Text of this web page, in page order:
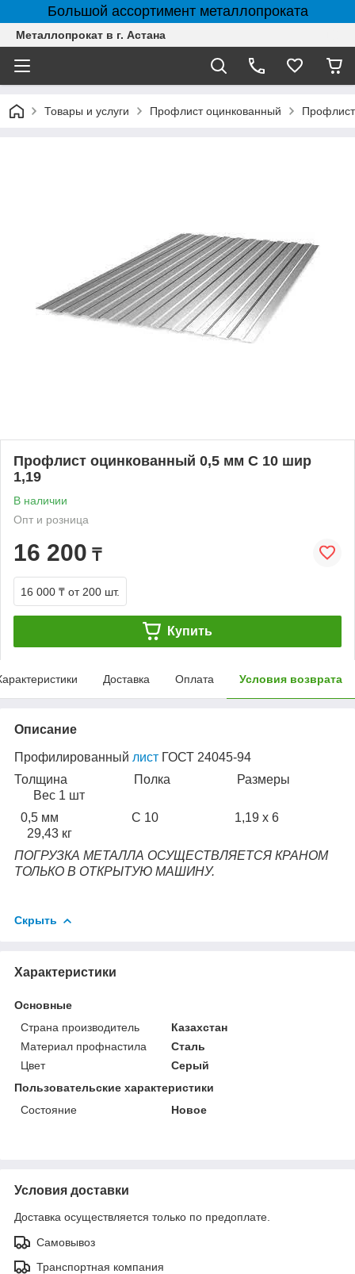
Большой ассортимент металлопроката
Металлопрокат в г. Астана
Товары и услуги Профлист оцинкованный
Профлист оцинкованный 0,5 мм С 10 шир
1,19
В наличии
Опт и розница
16 200 ₸
16 000 ₸ от 200 шт.
Купить
Доставка Оплата Условия возврата
Описание
Профилированный лист ГОСТ 24045-94
Толщина Полка Размеры
Вес 1 шт
0,5 мм С 10 1,19 х 6
29,43 кг
ПОГРУЗКА МЕТАЛЛА ОСУЩЕСТВЛЯЕТСЯ КРАНОМ
ТОЛЬКО В ОТКРЫТУЮ МАШИНУ.
Скрыть
Характеристики
Основные
Страна производитель
Казахстан
Материал профнастила
Сталь
Цвет
Серый
Пользовательские характеристики
Состояние
Новое
Условия доставки
Доставка осуществляется только по предоплате.
Самовывоз
Транспортная компания